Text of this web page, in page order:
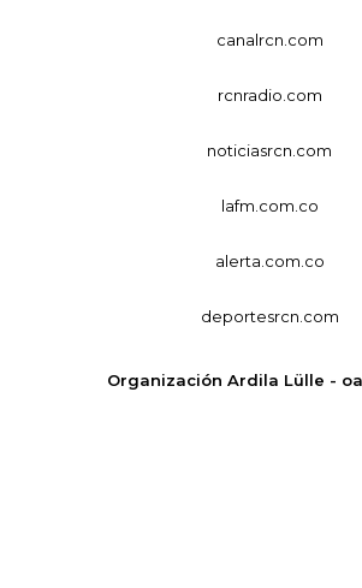
canalrcn.com
rcnradio.com
noticiasrcn.com
lafm.com.co
alerta.com.co
deportesrcn.com
Organización Ardila Lülle -